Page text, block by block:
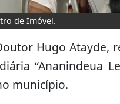
de Imóvel.
Hugo Atayde,
“Ananindeua
município.